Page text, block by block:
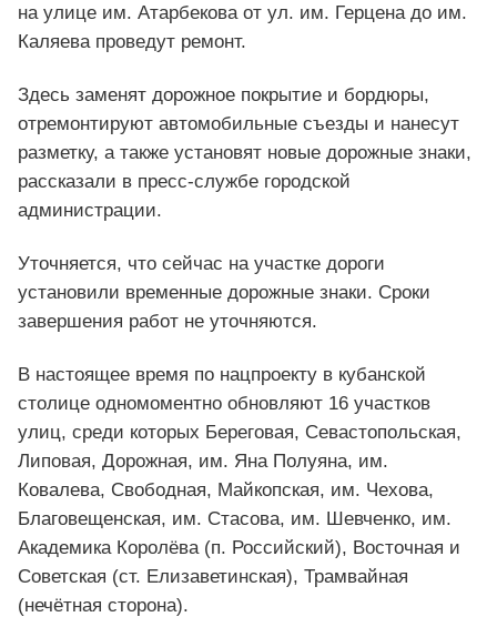
на улице им. Атарбекова от ул. им. Герцена до им.
Каляева проведут ремонт.
Здесь заменят дорожное покрытие и бордюры,
отремонтируют автомобильные съезды и нанесут
разметку, а также установят новые дорожные знаки,
рассказали в пресс-службе городской
администрации.
Уточняется, что сейчас на участке дороги
установили временные дорожные знаки. Сроки
завершения работ не уточняются.
В настоящее время по нацпроекту в кубанской
столице одномоментно обновляют 16 участков
улиц, среди которых Береговая, Севастопольская,
Липовая, Дорожная, им. Яна Полуяна, им.
Ковалева, Свободная, Майкопская, им. Чехова,
Благовещенская, им. Стасова, им. Шевченко, им.
Академика Королёва (п. Российский), Восточная и
Советская (ст. Елизаветинская), Трамвайная
(нечётная сторона).